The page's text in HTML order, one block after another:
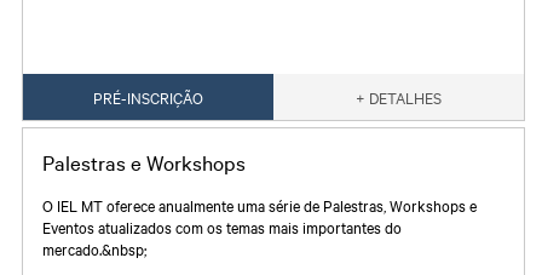
PRÉ-INSCRIÇÃO + DETALHES
Palestras e Workshops
O IEL MT oferece anualmente uma série de Palestras, Workshops e
Eventos atualizados com os temas mais importantes do
mercado.&nbsp;